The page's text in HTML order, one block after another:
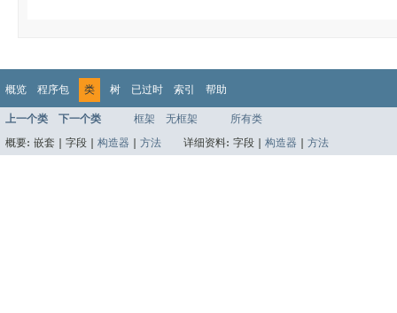
概览 程序包 类 树 已过时 索引 帮助
上一个类 下一个类 框架 无框架
所有类
概要: 嵌套 | 字段 | 构造器 方法 详细资料: 字段 | 构造器 方法